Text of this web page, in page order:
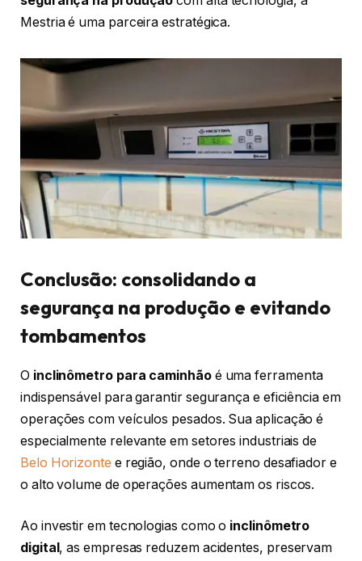
Mestria é uma parceira estratégica.
Conclusão: consolidando a
segurança na produção e evitando
tombamentos
O inclinômetro para caminhãoé uma ferramenta
indispensável para garantir segurança e eficiência em
operações com veículos pesados. Sua aplicação é
especialmente relevante em setores industriais de
Belo Horizonte e região, onde o terreno desafiador e
o alto volume de operações aumentam os riscos.
Ao investir em tecnologias como o inclinômetro
digital, as empresas reduzem acidentes, preservam